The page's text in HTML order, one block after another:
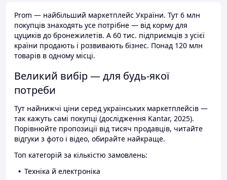
Prom — найбільший маркетплейс України. Тут 6 млн
покупців знаходять усе потрібне — від корму для
цуциків до бронежилетів. А 60 тис. підприємців з усієї
країни продають і розвивають бізнес. Понад 120 млн
товарів в одному місці.
Великий вибір — для будь-якої
потреби
Тут найнижчі ціни серед українських маркетплейсів —
так кажуть самі покупці (дослідження Kantar, 2025).
Порівнюйте пропозиції від тисяч продавців, читайте
відгуки з фото і відео, обирайте найкраще.
Топ категорій за кількістю замовлень:
Техніка й електроніка